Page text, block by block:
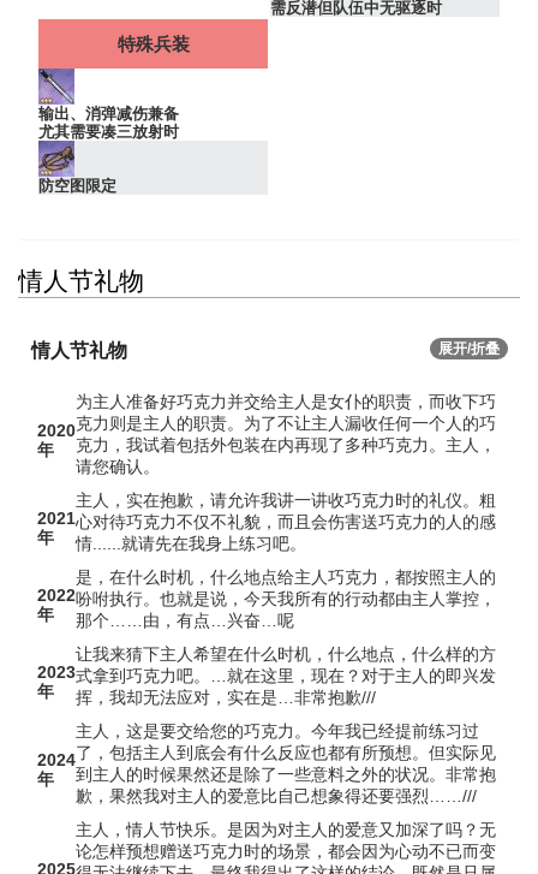
需反潜但队伍中无驱逐时
特殊兵装
输出、消弹减伤兼备
尤其需要凑三放射时
防空图限定
情人节礼物
情人节礼物 展开/折叠
2020
年
为主人准备好巧克力并交给主人是女仆的职责，而收下巧
克力则是主人的职责。为了不让主人漏收任何一个人的巧
克力，我试着包括外包装在内再现了多种巧克力。主人，
请您确认。
2021
年
主人，实在抱歉，请允许我讲一讲收巧克力时的礼仪。粗
心对待巧克力不仅不礼貌，而且会伤害送巧克力的人的感
情......就请先在我身上练习吧。
2022
年
是，在什么时机，什么地点给主人巧克力，都按照主人的
吩咐执行。也就是说，今天我所有的行动都由主人掌控，
那个……由，有点…兴奋…呢
2023
年
让我来猜下主人希望在什么时机，什么地点，什么样的方
式拿到巧克力吧。…就在这里，现在？对于主人的即兴发
挥，我却无法应对，实在是…非常抱歉///
2024
年
主人，这是要交给您的巧克力。今年我已经提前练习过
了，包括主人到底会有什么反应也都有所预想。但实际见
到主人的时候果然还是除了一些意料之外的状况。非常抱
歉，果然我对主人的爱意比自己想象得还要强烈……///
2025
主人，情人节快乐。是因为对主人的爱意又加深了吗？无
论怎样预想赠送巧克力时的场景，都会因为心动不已而变